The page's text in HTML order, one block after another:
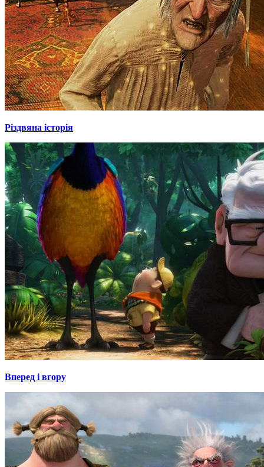
Різдвяна історія
Вперед і вгору